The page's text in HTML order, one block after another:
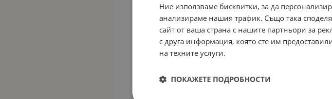
Ние използваме бисквитки, за да
анализираме нашия трафик. Също така
сайт от ваша страна с нашите партньори за
с друга информация, която сте им
на техните услуги.
ПОКАЖЕТЕ ПОДРОБНОСТИ